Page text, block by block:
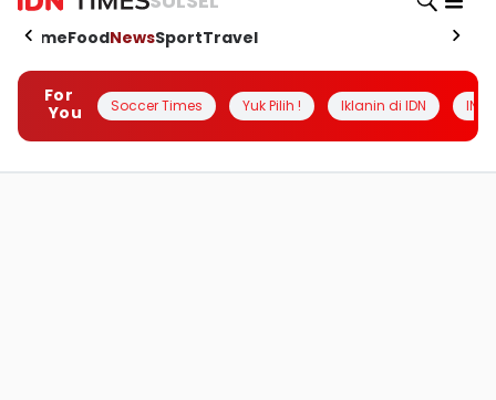
HomeFoodNewsSportTravel
For
You
Soccer Times Yuk Pilih ! Iklanin di IDN